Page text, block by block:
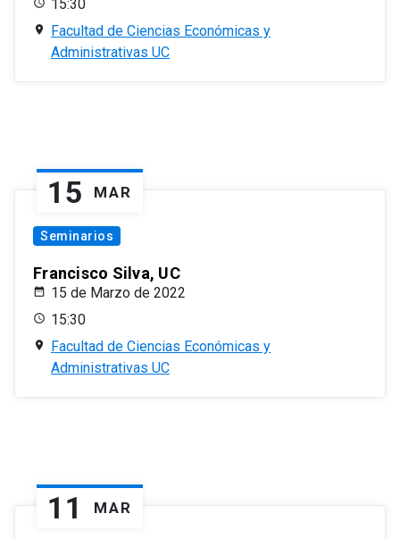
15:30
Facultad de Ciencias Económicas y
Administrativas UC
15 MAR
Seminarios
Francisco Silva, UC
15 de Marzo de 2022
15:30
Facultad de Ciencias Económicas y
Administrativas UC
11 MAR